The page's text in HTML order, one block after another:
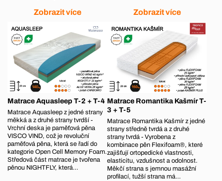
Zobrazit více Zobrazit více
Matrace Aquasleep T-2 + T-4
Matrace Aquasleep z jedné strany
měkká a z druhé strany tvrdší -
Vrchní deska je paměťová pěna
VISCO VIND, což je revoluční
paměťová pěna, která se řadí do
kategorie Open Cell Memory Foam.
Středová část matrace je tvořena
pěnou NIGHTFLY, která…
Matrace Romantika Kašmír T-
3 + T-5
Matrace Romantika Kašmír z jedné
strany středně tvrdá a z druhé
strany tvrdá - Vyrobena z
kombinace pěn Flexifoam®, které
zajišťují ortopedické vlastnosti,
elasticitu, vzdušnost a odolnost.
Měkčí strana s jemnou masážní
profilací, tužší strana má…